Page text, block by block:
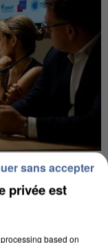
UN ÉLAN
privée est
based on
sans accepter